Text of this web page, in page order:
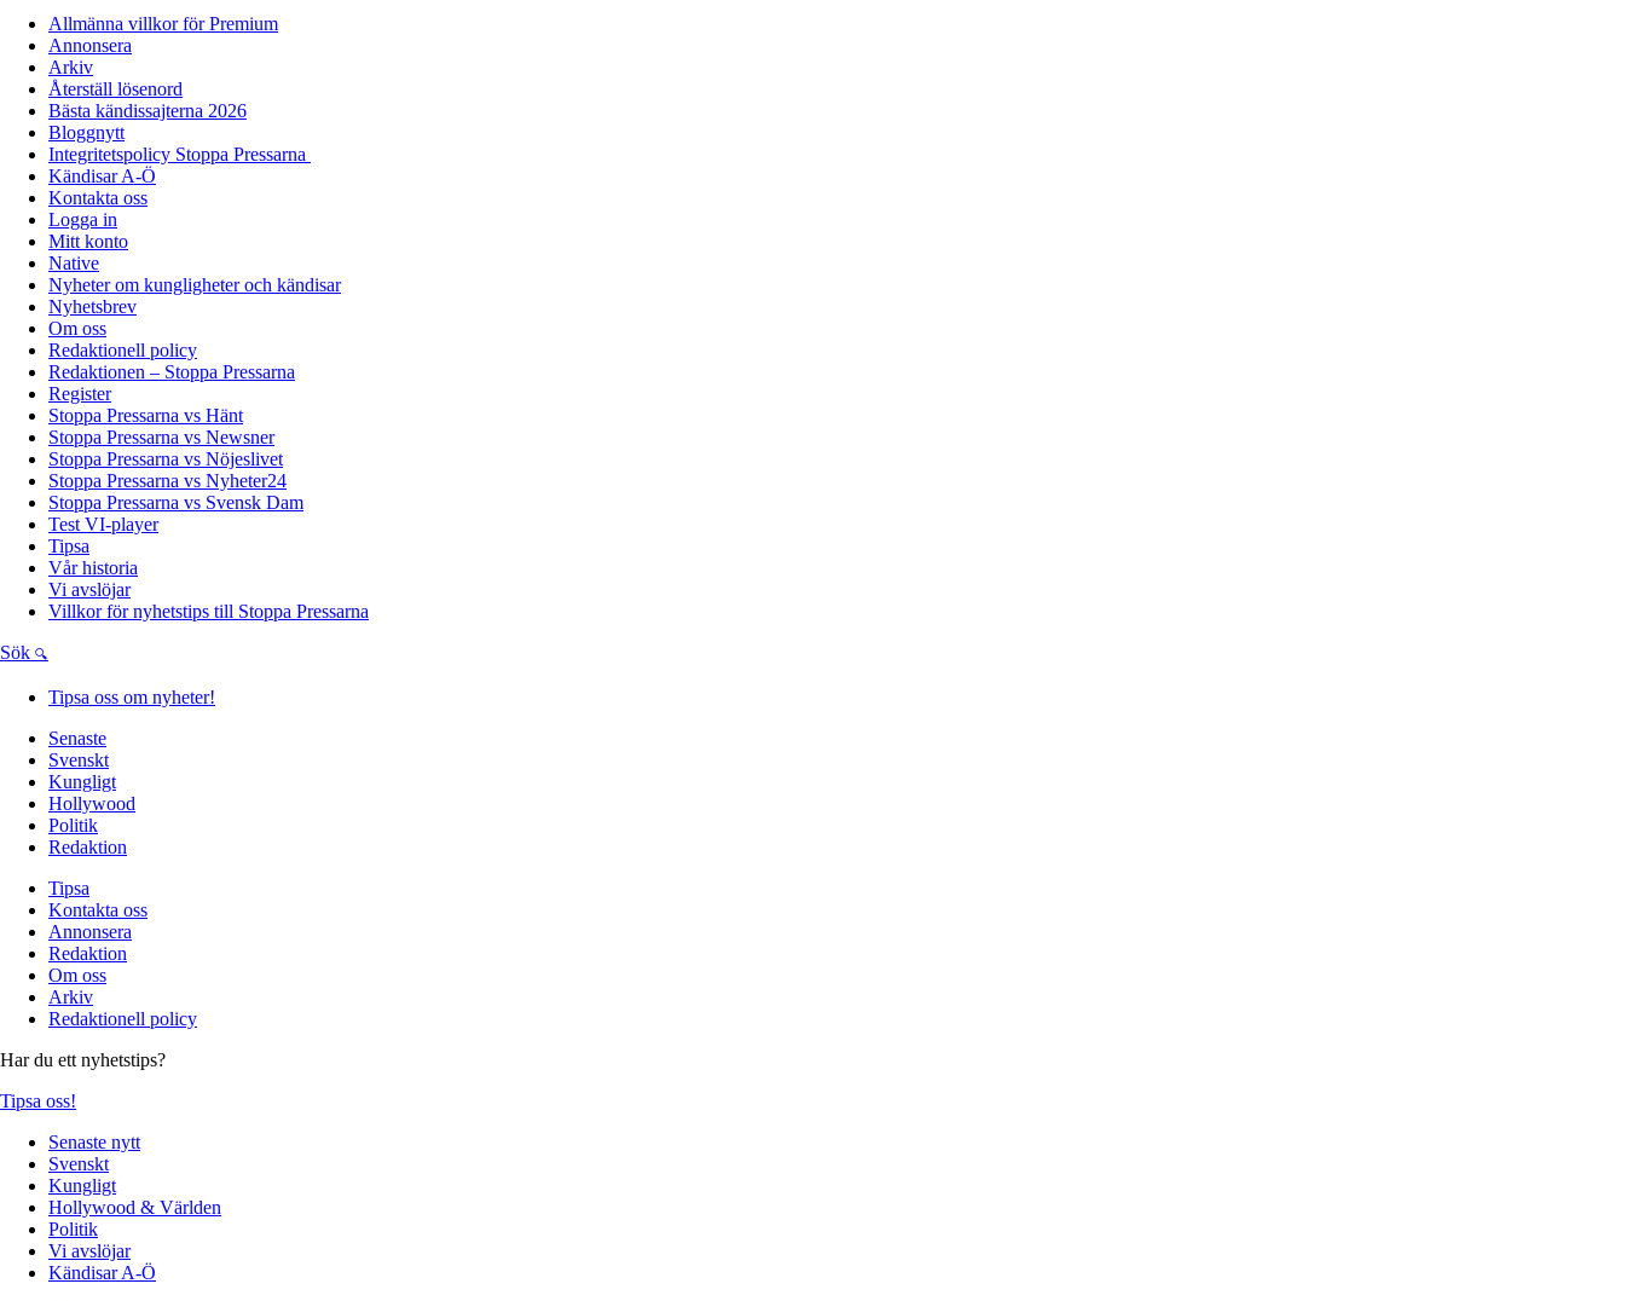
Allmänna villkor för Premium
Annonsera
Arkiv
Återställ lösenord
Bästa kändissajterna 2026
Bloggnytt
Integritetspolicy Stoppa Pressarna
Kändisar A-Ö
Kontakta oss
Logga in
Mitt konto
Native
Nyheter om kungligheter och kändisar
Nyhetsbrev
Om oss
Redaktionell policy
Redaktionen – Stoppa Pressarna
Register
Stoppa Pressarna vs Hänt
Stoppa Pressarna vs Newsner
Stoppa Pressarna vs Nöjeslivet
Stoppa Pressarna vs Nyheter24
Stoppa Pressarna vs Svensk Dam
Test VI-player
Tipsa
Vår historia
Vi avslöjar
Villkor för nyhetstips till Stoppa Pressarna
Sök
Tipsa oss om nyheter!
Senaste
Svenskt
Kungligt
Hollywood
Politik
Redaktion
Tipsa
Kontakta oss
Annonsera
Redaktion
Om oss
Arkiv
Redaktionell policy
Har du ett nyhetstips?
Tipsa oss!
Senaste nytt
Svenskt
Kungligt
Hollywood & Världen
Politik
Vi avslöjar
Kändisar A-Ö